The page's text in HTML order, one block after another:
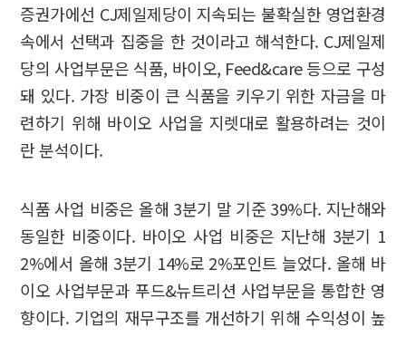
증권가에선 CJ제일제당이 지속되는 불확실한 영업환경
속에서 선택과 집중을 한 것이라고 해석한다. CJ제일제
당의 사업부문은 식품, 바이오, Feed&care 등으로 구성
돼 있다. 가장 비중이 큰 식품을 키우기 위한 자금을 마
련하기 위해 바이오 사업을 지렛대로 활용하려는 것이
란 분석이다.
식품 사업 비중은 올해 3분기 말 기준 39%다. 지난해와
동일한 비중이다. 바이오 사업 비중은 지난해 3분기 1
2%에서 올해 3분기 14%로 2%포인트 늘었다. 올해 바
이오 사업부문과 푸드&뉴트리션 사업부문을 통합한 영
향이다. 기업의 재무구조를 개선하기 위해 수익성이 높